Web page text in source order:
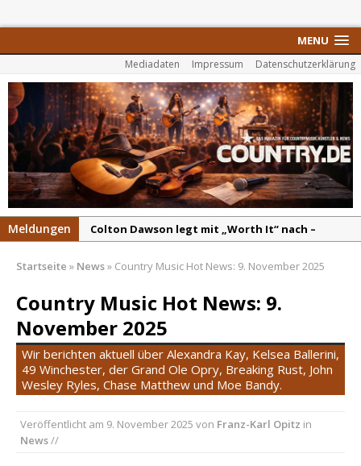
MENU
Mediadaten Impressum Datenschutzerklärung
Meldungen
Colton Dawson legt mit „Worth It“ nach –
Carly Pearce hinterfragt den ständigen
Vergleich mit anderen
Ella Langley schreibt Musikgeschichte:
„Choosin‘ Texas“ gehört zu den größten Hits
aller Zeiten
pez veröffentlicht neue Single „Late Night
Sommernächte
Startseite » News» Country Music Hot News: 9. November 2025
Country Music Hot News: 9.
November 2025
Wir berichten aktuell über Alexandra Kay, Kelsea Ballerini,
49 Winchester, der Grand Ole Opry, Breaking Rust, John
Wesley Ryles, Chase Matthew und Moe Bandy.
Veröffentlicht am 9. November 2025 von Franz-Karl Opitz in
News//